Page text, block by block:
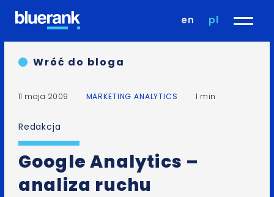
en pl
Wróć do bloga
11 maja 2009 MARKETING ANALYTICS 1 min
Redakcja
Google Analytics –
analiza ruchu